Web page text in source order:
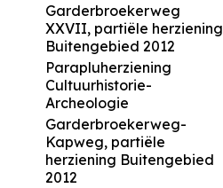
Garderbroekerweg
XXVII, partiële herziening
Buitengebied 2012
Parapluherziening
Cultuurhistorie-
Archeologie
Garderbroekerweg-
Kapweg, partiële
herziening Buitengebied
2012